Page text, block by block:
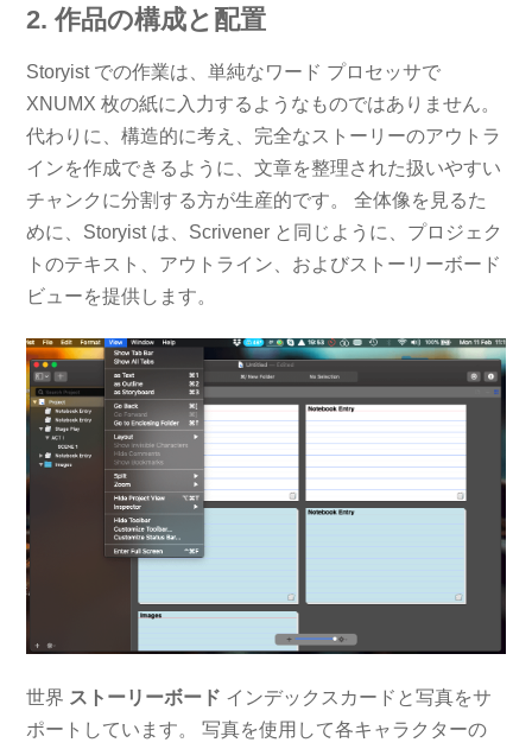
2. 作品の構成と配置
Storyist での作業は、単純なワード プロセッサで
XNUMX 枚の紙に入力するようなものではありません。
代わりに、構造的に考え、完全なストーリーのアウトラ
インを作成できるように、文章を整理された扱いやすい
チャンクに分割する方が生産的です。 全体像を見るた
めに、Storyist は、Scrivener と同じように、プロジェク
トのテキスト、アウトライン、およびストーリーボード
ビューを提供します。
世界 ストーリーボード インデックスカードと写真をサ
ポートしています。 写真を使用して各キャラクターの